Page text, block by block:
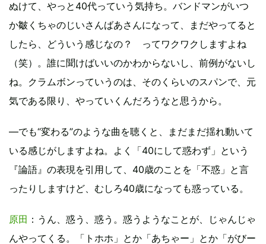
ぬけて、やっと40代っていう気持ち。バンドマンがいつ
か皺くちゃのじいさんばあさんになって、まだやってると
したら、どういう感じなの？ ってワクワクしますよね
（笑）。誰に聞けばいいのかわからないし、前例がないし
ね。クラムボンっていうのは、そのくらいのスパンで、元
気である限り、やっていくんだろうなと思うから。
―でも“変わる”のような曲を聴くと、まだまだ揺れ動いて
いる感じがしますよね。よく「40にして惑わず」という
『論語』の表現を引用して、40歳のことを「不惑」と言
ったりしますけど、むしろ40歳になっても惑っている。
原田 ：うん、惑う、惑う。惑うようなことが、じゃんじゃ
んやってくる。「トホホ」とか「あちゃー」とか「がびー